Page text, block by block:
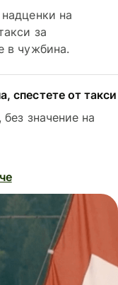
на
за
в чужбина.
спестете от такси
значение на